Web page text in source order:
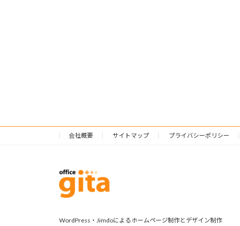
会社概要 サイトマップ プライバシーポリシー
WordPress・Jimdoによるホームページ制作とデザイン制作